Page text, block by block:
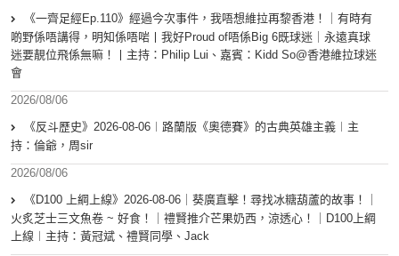
《一齊足經Ep.110》經過今次事件，我唔想維拉再黎香港！｜有時有
啲野係唔講得，明知係唔啱丨我好Proud of唔係Big 6既球迷｜永遠真球
迷要靚位飛係無嘛！丨主持：Philip Lui、嘉賓：Kidd So@香港維拉球迷
會
2026/08/06
《反斗歷史》2026-08-06︱路蘭版《奧德賽》的古典英雄主義︱主
持：倫爺，周sir
2026/08/06
《D100 上綱上線》2026-08-06｜葵廣直擊！尋找冰糖葫蘆的故事！｜
火炙芝士三文魚卷 ~ 好食！｜禮賢推介芒果奶西，涼透心！｜D100上綱
上線︱主持：黃冠斌、禮賢同學、Jack